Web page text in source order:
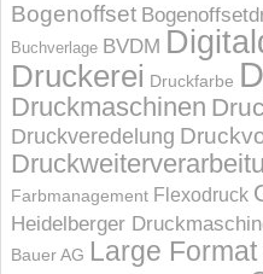
Bogenoffset
Buchverlage BVDM
Druckerei Druckfarbe
Druckmaschinen
Druckveredelung
Farbmanagement Flexodruck
Heidelberger
Bauer AG Large